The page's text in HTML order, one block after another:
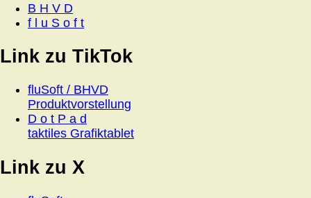
B H V D
f l u S o f t
Link zu TikTok
fluSoft / BHVD
Produktvorstellung
D o t P a d
taktiles Grafiktablet
Link zu X